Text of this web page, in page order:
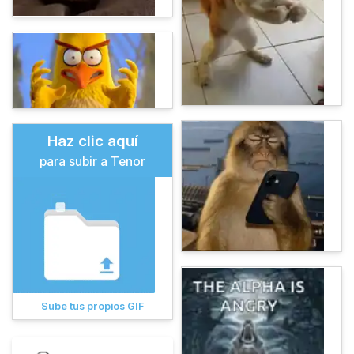
Haz clic aquí
para subir a Tenor
Sube tus propios GIF